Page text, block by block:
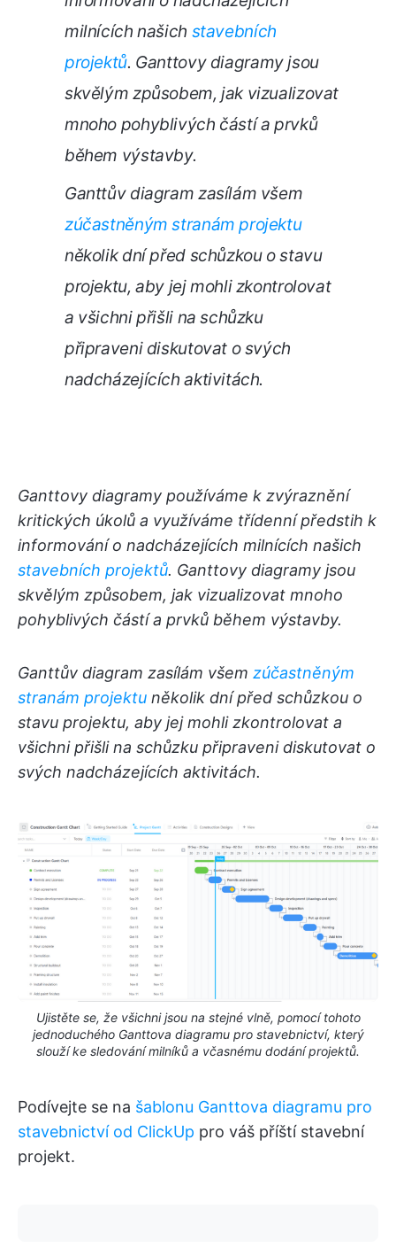
milnících našich stavebních
projektů. Ganttovy diagramy jsou
skvělým způsobem, jak vizualizovat
mnoho pohyblivých částí a prvků
během výstavby.
Ganttův diagram zasílám všem
zúčastněným stranám projektu
několik dní před schůzkou o stavu
projektu, aby jej mohli zkontrolovat
a všichni přišli na schůzku
připraveni diskutovat o svých
nadcházejících aktivitách.
Ganttovy diagramy používáme k zvýraznění
kritických úkolů a využíváme třídenní předstih k
informování o nadcházejících milnících našich
stavebních projektů. Ganttovy diagramy jsou
skvělým způsobem, jak vizualizovat mnoho
pohyblivých částí a prvků během výstavby.
Ganttův diagram zasílám všem zúčastněným
stranám projektu několik dní před schůzkou o
stavu projektu, aby jej mohli zkontrolovat a
všichni přišli na schůzku připraveni diskutovat o
svých nadcházejících aktivitách.
Ujistěte se, že všichni jsou na stejné vlně, pomocí tohoto
jednoduchého Ganttova diagramu pro stavebnictví, který
slouží ke sledování milníků a včasnému dodání projektů.
Podívejte se na šablonu Ganttova diagramu pro
stavebnictví od ClickUp pro váš příští stavební
projekt.